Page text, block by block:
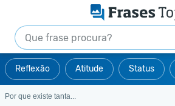
Reflexão Atitude Status
Por que existe tanta...